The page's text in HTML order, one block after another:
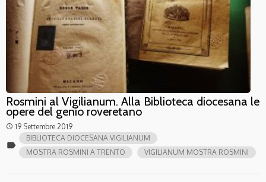
Rosmini al Vigilianum. Alla Biblioteca diocesana le
opere del genio roveretano
access_time 19 Settembre 2019
label
BIBLIOTECA DIOCESANA VIGILIANUM
MOSTRA ROSMINI A TRENTO
VIGILIANUM MOSTRA ROSMINI